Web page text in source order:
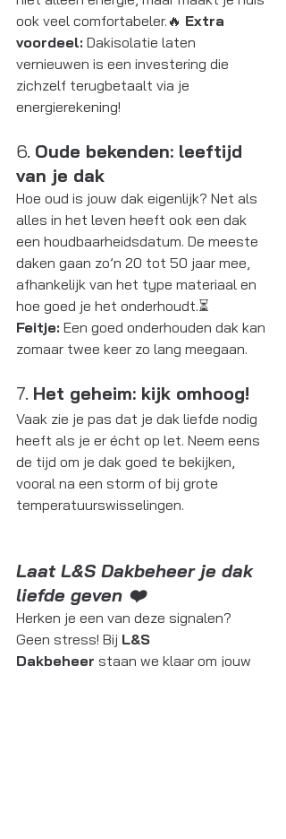
ook veel comfortabeler.🔥 Extra
voordeel: Dakisolatie laten
vernieuwen is een investering die
zichzelf terugbetaalt via je
energierekening!
6. Oude bekenden: leeftijd
van je dak
Hoe oud is jouw dak eigenlijk? Net als
alles in het leven heeft ook een dak
een houdbaarheidsdatum. De meeste
daken gaan zo’n 20 tot 50 jaar mee,
afhankelijk van het type materiaal en
hoe goed je het onderhoudt.⏳
Feitje: Een goed onderhouden dak kan
zomaar twee keer zo lang meegaan.
7. Het geheim: kijk omhoog!
Vaak zie je pas dat je dak liefde nodig
heeft als je er écht op let. Neem eens
de tijd om je dak goed te bekijken,
vooral na een storm of bij grote
temperatuurswisselingen.
Laat L&S Dakbeheer je dak
liefde geven ❤️
Herken je een van deze signalen?
Geen stress! Bij L&S
Dakbeheer staan we klaar om jouw